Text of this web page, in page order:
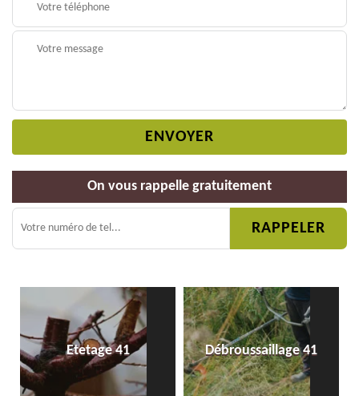
On vous rappelle gratuitement
Etetage 41 Débroussaillage 41